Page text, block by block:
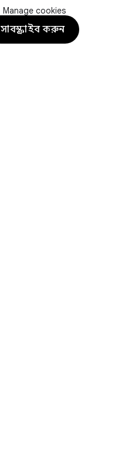
Manage cookies
সাবস্ক্রাইব করুন